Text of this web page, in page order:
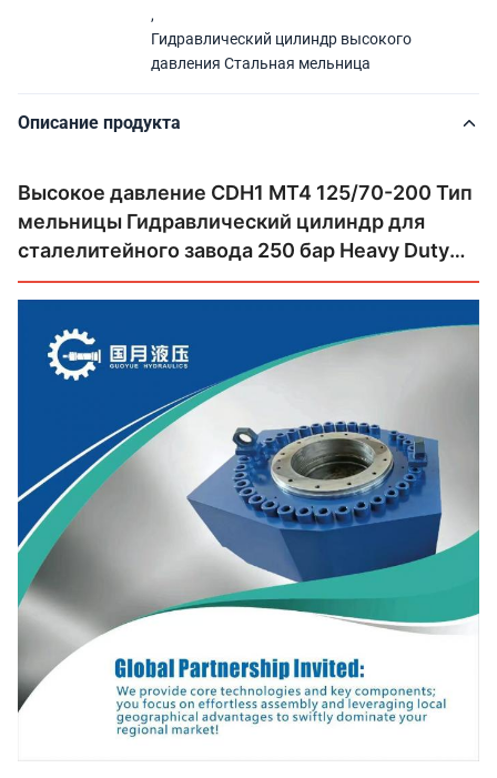
,
Гидравлический цилиндр высокого
давления Стальная мельница
Описание продукта
Высокое давление CDH1 MT4 125/70-200 Тип
мельницы Гидравлический цилиндр для
сталелитейного завода 250 бар Heavy Duty
Hydraulic Ram